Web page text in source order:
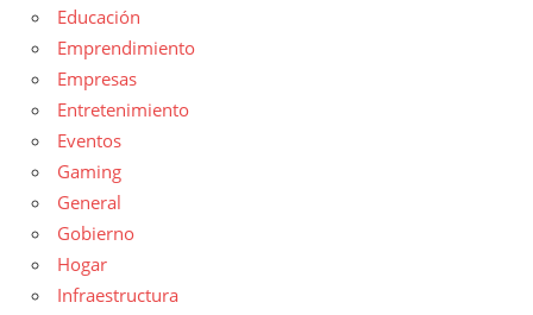
Educación
Emprendimiento
Empresas
Entretenimiento
Eventos
Gaming
General
Gobierno
Hogar
Infraestructura